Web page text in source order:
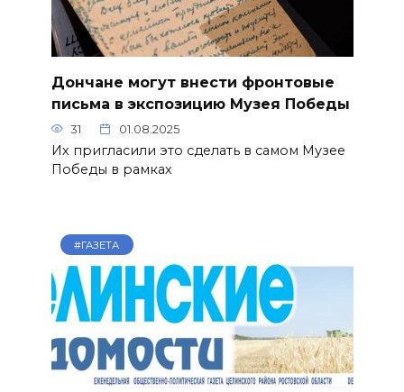
Дончане могут внести фронтовые
письма в экспозицию Музея Победы
31 01.08.2025
Их пригласили это сделать в самом Музее
Победы в рамках
#ГАЗЕТА